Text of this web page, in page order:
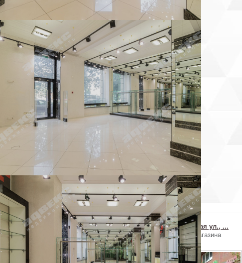
на объявление
уверены, что хотите пожаловаться на объявление?
Отменить
Похожие объекты в Московском районе
Пулковское ш., д...
Аренда коммерческого
Парфеновская ул....
Аренда магазина
Пулковская ул., ...
Аренда магазина